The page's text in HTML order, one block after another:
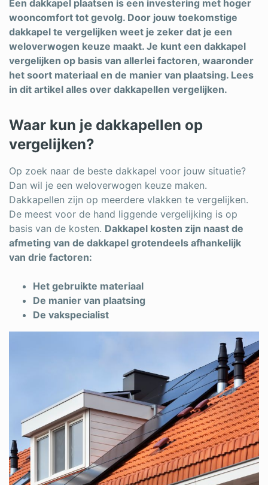
Een dakkapel plaatsen is een investering met hoger
wooncomfort tot gevolg. Door jouw toekomstige
dakkapel te vergelijken weet je zeker dat je een
weloverwogen keuze maakt. Je kunt een dakkapel
vergelijken op basis van allerlei factoren, waaronder
het soort materiaal en de manier van plaatsing. Lees
in dit artikel alles over dakkapellen vergelijken.
Waar kun je dakkapellen op
vergelijken?
Op zoek naar de beste dakkapel voor jouw situatie?
Dan wil je een weloverwogen keuze maken.
Dakkapellen zijn op meerdere vlakken te vergelijken.
De meest voor de hand liggende vergelijking is op
basis van de kosten. Dakkapel kosten zijn naast de
afmeting van de dakkapel grotendeels afhankelijk
van drie factoren:
Het gebruikte materiaal
De manier van plaatsing
De vakspecialist